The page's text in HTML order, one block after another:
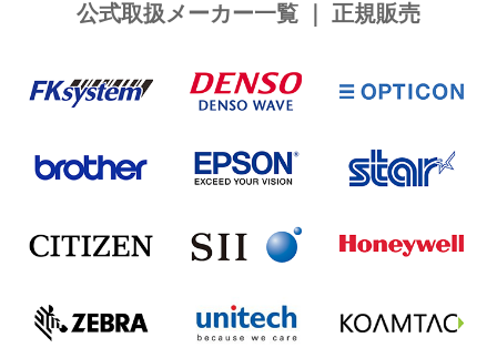
公式取扱メーカー一覧 ｜ 正規販売